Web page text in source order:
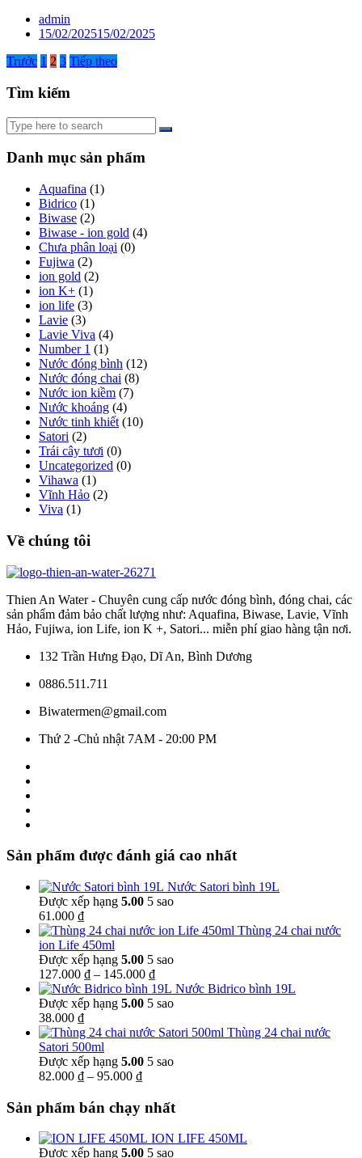
admin
15/02/202515/02/2025
Phân
trang
viết
Trước 1 2 3 Tiếp theo
Tìm kiếm
Tìm
kiếm:
Danh mục sản phẩm
Aquafina (1)
Bidrico (1)
Biwase (2)
Biwase - ion gold (4)
Chưa phân loại (0)
Fujiwa (2)
ion gold (2)
ion K+ (1)
ion life (3)
Lavie (3)
Lavie Viva (4)
Number 1 (1)
Nước đóng bình (12)
Nước đóng chai (8)
Nước ion kiềm (7)
Nước khoáng (4)
Nước tinh khiết (10)
Satori (2)
Trái cây tươi (0)
Uncategorized (0)
Vihawa (1)
Vĩnh Hảo (2)
Viva (1)
Về chúng tôi
Thien An Water - Chuyên cung cấp nước đóng bình, đóng chai, các
sản phẩm đảm bảo chất lượng như: Aquafina, Biwase, Lavie, Vĩnh
Hảo, Fujiwa, ion Life, ion K +, Satori... miễn phí giao hàng tận nơi.
132 Trần Hưng Đạo, Dĩ An, Bình Dương
0886.511.711
Biwatermen@gmail.com
Thứ 2 -Chủ nhật 7AM - 20:00 PM
Sản phẩm được đánh giá cao nhất
Nước Satori bình 19L
Được xếp hạng 5.00 5 sao
61.000 ₫
Thùng 24 chai nước
ion Life 450ml
Được xếp hạng 5.00 5 sao
127.000 ₫ – 145.000 ₫Khoảng
giá:
từ
đến
Nước Bidrico bình 19L
Được xếp hạng 5.00 5 sao
38.000 ₫
Thùng 24 chai nước
Satori 500ml
Được xếp hạng 5.00 5 sao
82.000 ₫ – 95.000 ₫Khoảng
từ
đến
95.000 ₫
Sản phẩm bán chạy nhất
ION LIFE 450ML
Được xếp hạng 5.00 5 sao